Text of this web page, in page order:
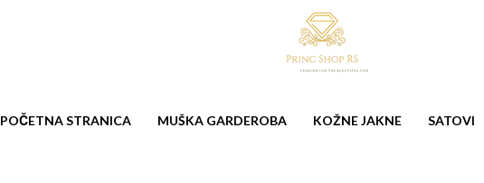
POČETNA STRANICA MUŠKA GARDEROBA KOŽNE JAKNE SATOVI